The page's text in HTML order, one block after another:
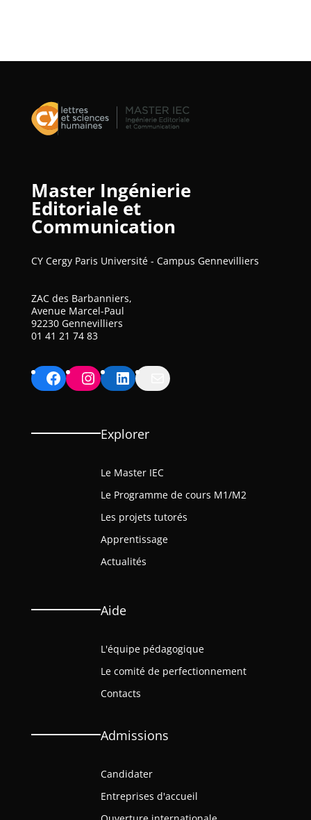
Master Ingénierie
Editoriale et
Communication
CY Cergy Paris Université - Campus Gennevilliers
ZAC des Barbanniers,
Avenue Marcel-Paul
92230 Gennevilliers
01 41 21 74 83
Facebook Instagram LinkedIn
Explorer
Le Master IEC
Le Programme de cours M1/M2
Les projets tutorés
Apprentissage
Actualités
Aide
L'équipe pédagogique
Le comité de perfectionnement
Contacts
Admissions
Candidater
Entreprises d'accueil